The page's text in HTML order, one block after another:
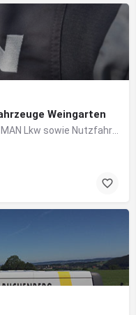
Weingarten